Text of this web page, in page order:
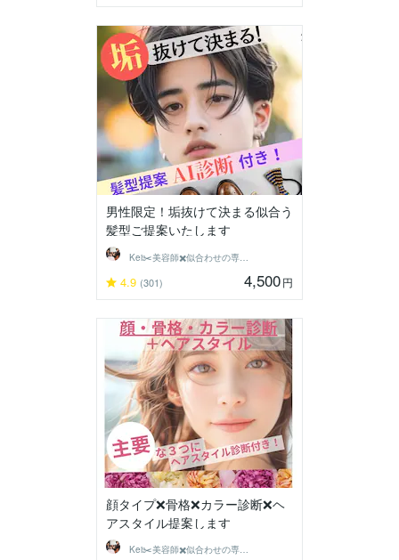
男性限定！垢抜けて決まる似合う
髪型ご提案いたします
4.9 (301) 4,500円
顔タイプ❌骨格❌カラー診断❌ヘ
アスタイル提案します
Kei✂️美容師✖️似合わせの専門家